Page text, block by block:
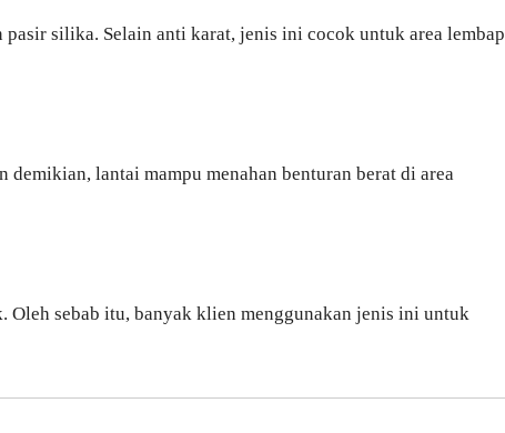
pasir silika. Selain anti karat, jenis ini cocok untuk area lembap
lantai mampu menahan benturan berat di area
Oleh sebab itu, banyak klien menggunakan jenis ini untuk